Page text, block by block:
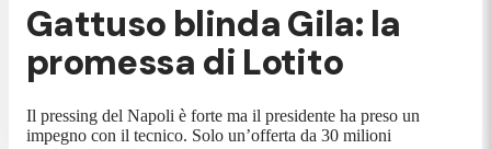
Gattuso blinda Gila: la
promessa di Lotito
Il pressing del Napoli è forte ma il presidente ha preso un
impegno con il tecnico. Solo un’offerta da 30 milioni